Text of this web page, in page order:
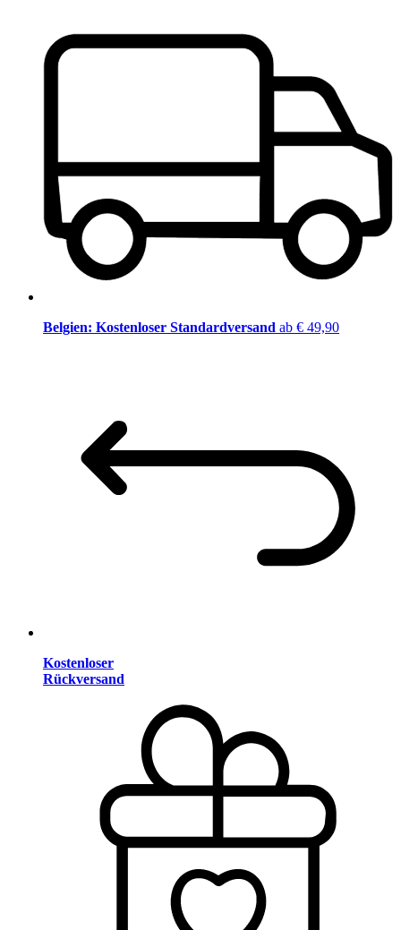
Belgien: Kostenloser Standardversand ab € 49,90
Kostenloser
Rückversand